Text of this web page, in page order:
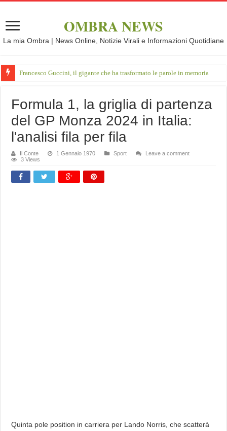
OMBRA NEWS
La mia Ombra | News Online, Notizie Virali e Informazioni Quotidiane
Francesco Guccini, il gigante che ha trasformato le parole in memoria
Formula 1, la griglia di partenza
del GP Monza 2024 in Italia:
l'analisi fila per fila
Il Conte 1 Gennaio 1970 Sport
Leave a comment
3 Views
Quinta pole position in carriera per Lando Norris, che scatterà